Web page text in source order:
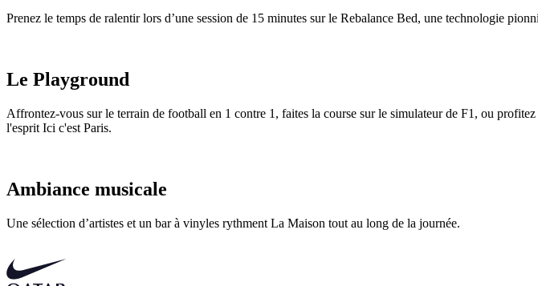
Prenez le temps de ralentir lors d’une session de 15 minutes sur le Rebalance Bed, une technologie
Le Playground
Affrontez-vous sur le terrain de football en 1 contre 1, faites la course sur le simulateur de F1, ou
l'esprit Ici c'est Paris.
Ambiance musicale
Une sélection d’artistes et un bar à vinyles rythment La Maison tout au long de la journée.